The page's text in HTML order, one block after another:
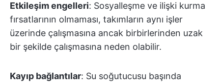
Etkileşim engelleri: Sosyalleşme ve ilişki kurma
fırsatlarının olmaması, takımların aynı işler
üzerinde çalışmasına ancak birbirlerinden uzak
bir şekilde çalışmasına neden olabilir.
Kayıp bağlantılar: Su soğutucusu başında